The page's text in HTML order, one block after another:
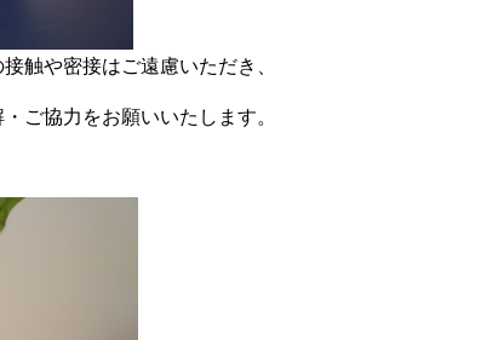
触や密接はご遠慮いただき、
ご協力をお願いいたします。